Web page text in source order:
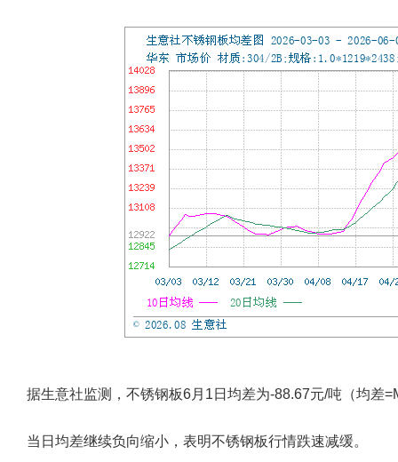
据生意社监测，不锈钢板6月1日均差为-88.67元/吨（均差
当日均差继续负向缩小，表明不锈钢板行情跌速减缓。